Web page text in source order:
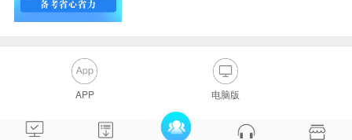
APP 电脑版